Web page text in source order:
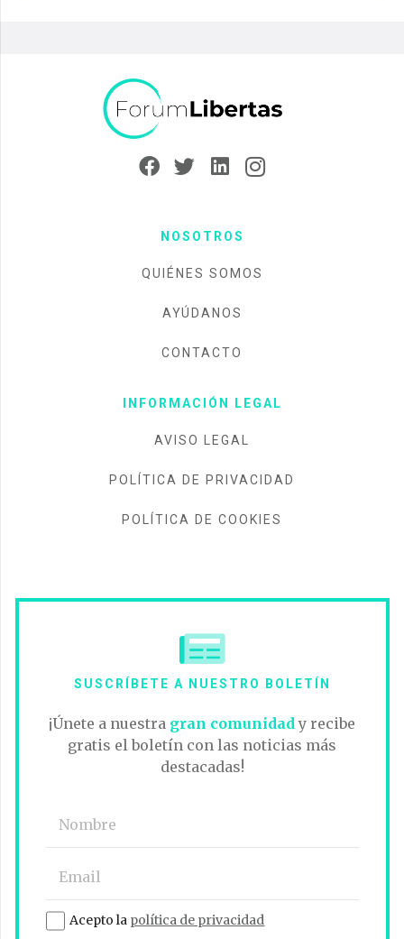
NOSOTROS
QUIÉNES SOMOS
AYÚDANOS
CONTACTO
INFORMACIÓN LEGAL
AVISO LEGAL
POLÍTICA DE PRIVACIDAD
POLÍTICA DE COOKIES
SUSCRÍBETE A NUESTRO BOLETÍN
¡Únete a nuestra gran comunidady recibe
gratis el boletín con las noticias más
destacadas!
Acepto la política de privacidad